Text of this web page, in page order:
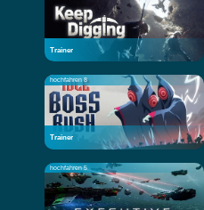
Trainer
hochfahren 8
Trainer
hochfahren 5